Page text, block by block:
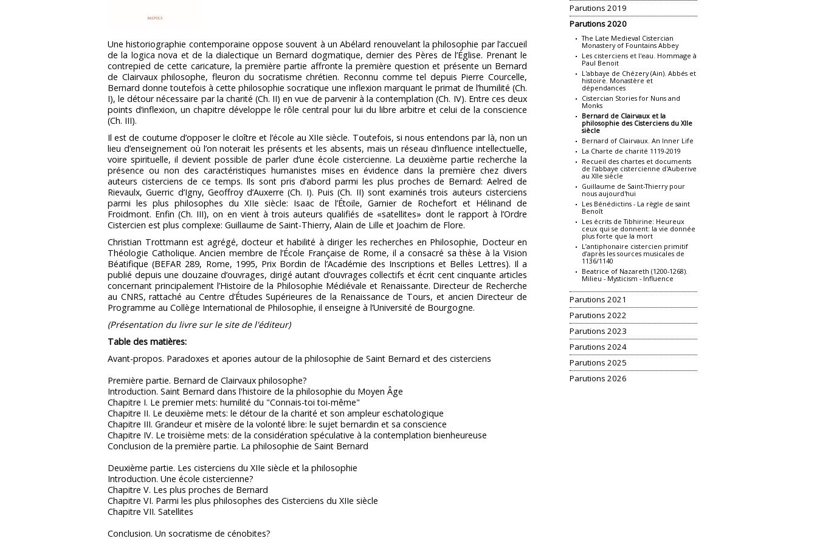
Parutions 2019
Parutions 2020
The Late Medieval Cistercian
Monastery of Fountains Abbey
Les cisterciens et l'eau. Hommage à
Paul Benoit
L'abbaye de Chézery (Ain). Abbés et
histoire. Monastère et
dépendances
Cistercian Stories for Nuns and
Monks
Bernard de Clairvaux et la
philosophie des Cisterciens du XIIe
siècle
Bernard of Clairvaux. An Inner Life
La Charte de charité 1119-2019
Recueil des chartes et documents
de l'abbaye cistercienne d'Auberive
au XIIe siècle
Guillaume de Saint-Thierry pour
nous aujourd'hui
Les Bénédictins - La règle de saint
Benoît
Les écrits de Tibhirine: Heureux
ceux qui se donnent: la vie donnée
plus forte que la mort
L’antiphonaire cistercien primitif
d’après les sources musicales de
1136/1140
Beatrice of Nazareth (1200-1268).
Milieu - Mysticism - Influence
Parutions 2021
Parutions 2022
Parutions 2023
Parutions 2024
Parutions 2025
Parutions 2026
Une historiographie contemporaine oppose souvent à un Abélard renouvelant la philosophie par l’accueil
de la logica nova et de la dialectique un Bernard dogmatique, dernier des Pères de l’Église. Prenant le
contrepied de cette caricature, la première partie affronte la première question et présente un Bernard
de Clairvaux philosophe, fleuron du socratisme chrétien. Reconnu comme tel depuis Pierre Courcelle,
Bernard donne toutefois à cette philosophie socratique une inflexion marquant le primat de l’humilité (Ch.
I), le détour nécessaire par la charité (Ch. II) en vue de parvenir à la contemplation (Ch. IV). Entre ces deux
points d’inflexion, un chapitre développe le rôle central pour lui du libre arbitre et celui de la conscience
(Ch. III).
Il est de coutume d’opposer le cloître et l’école au XIIe siècle. Toutefois, si nous entendons par là, non un
lieu d’enseignement où l’on noterait les présents et les absents, mais un réseau d’influence intellectuelle,
voire spirituelle, il devient possible de parler d’une école cistercienne. La deuxième partie recherche la
présence ou non des caractéristiques humanistes mises en évidence dans la première chez divers
auteurs cisterciens de ce temps. Ils sont pris d’abord parmi les plus proches de Bernard: Aelred de
Rievaulx, Guerric d’Igny, Geoffroy d’Auxerre (Ch. I). Puis (Ch. II) sont examinés trois auteurs cisterciens
parmi les plus philosophes du XIIe siècle: Isaac de l’Étoile, Garnier de Rochefort et Hélinand de
Froidmont. Enfin (Ch. III), on en vient à trois auteurs qualifiés de «satellites» dont le rapport à l’Ordre
Cistercien est plus complexe: Guillaume de Saint-Thierry, Alain de Lille et Joachim de Flore.
Christian Trottmann est agrégé, docteur et habilité à diriger les recherches en Philosophie, Docteur en
Théologie Catholique. Ancien membre de l’École Française de Rome, il a consacré sa thèse à la Vision
Béatifique (BEFAR 289, Rome, 1995, Prix Bordin de l’Académie des Inscriptions et Belles Lettres). Il a
publié depuis une douzaine d’ouvrages, dirigé autant d’ouvrages collectifs et écrit cent cinquante articles
concernant principalement l’Histoire de la Philosophie Médiévale et Renaissante. Directeur de Recherche
au CNRS, rattaché au Centre d’Études Supérieures de la Renaissance de Tours, et ancien Directeur de
Programme au Collège International de Philosophie, il enseigne à l’Université de Bourgogne.
(Présentation du livre sur le site de l'éditeur)
Table des matières:
Avant-propos. Paradoxes et apories autour de la philosophie de Saint Bernard et des cisterciens
Première partie. Bernard de Clairvaux philosophe?
Introduction. Saint Bernard dans l'histoire de la philosophie du Moyen Âge
Chapitre I. Le premier mets: humilité du "Connais-toi toi-même"
Chapitre II. Le deuxième mets: le détour de la charité et son ampleur eschatologique
Chapitre III. Grandeur et misère de la volonté libre: le sujet bernardin et sa conscience
Chapitre IV. Le troisième mets: de la considération spéculative à la contemplation bienheureuse
Conclusion de la première partie. La philosophie de Saint Bernard
Deuxième partie. Les cisterciens du XIIe siècle et la philosophie
Introduction. Une école cistercienne?
Chapitre V. Les plus proches de Bernard
Chapitre VI. Parmi les plus philosophes des Cisterciens du XIIe siècle
Chapitre VII. Satellites
Conclusion. Un socratisme de cénobites?